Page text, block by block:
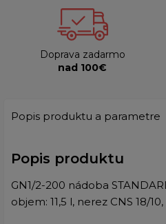
Doprava zadarmo
nad 100€
Popis produktu a parametre
Popis produktu
GN1/2-200 nádoba
objem: 11,5 l, nerez CNS 18/